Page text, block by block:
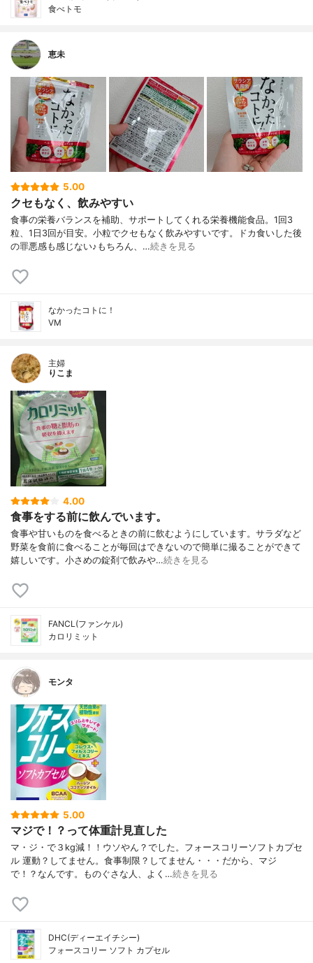
食べトモ
恵未
5.00
クセもなく、飲みやすい
食事の栄養バランスを補助、サポートしてくれる栄養機能食品。1回3
粒、1日3回が目安。小粒でクセもなく飲みやすいです。ドカ食いした後
の罪悪感も感じない♪もちろん、…続きを見る
なかったコトに！
VM
主婦
りこま
4.00
食事をする前に飲んでいます。
食事や甘いものを食べるときの前に飲むようにしています。サラダなど
野菜を食前に食べることが毎回はできないので簡単に撮ることができて
嬉しいです。小さめの錠剤で飲みや…続きを見る
FANCL(ファンケル)
カロリミット
モンタ
5.00
マジで！？って体重計見直した
マ・ジ・で３kg減！！ウソやん？でした。フォースコリーソフトカプセ
ル 運動？してません。食事制限？してません・・・だから、マジ
で！？なんです。ものぐさな人、よく…続きを見る
DHC(ディーエイチシー)
フォースコリー ソフト カプセル